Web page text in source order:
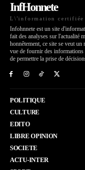
InfHonnete
L\'information certifiée
Infohnnete est un site
fait des analyses sur l'actualité
honnêtement, ce site se veut
vue de fournir des informations
de permettre la prise de
POLITIQUE
CULTURE
EDITO
LIBRE OPINION
SOCIETE
ACTU-INTER